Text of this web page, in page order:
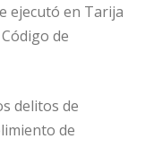
ejecutó en Tarija
de
delitos de
de